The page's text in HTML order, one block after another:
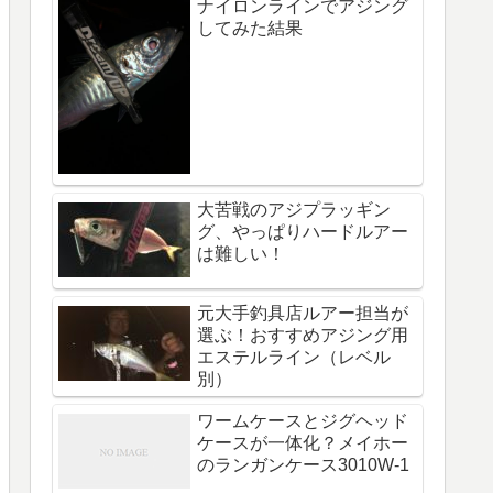
ナイロンラインでアジング
してみた結果
大苦戦のアジプラッギン
グ、やっぱりハードルアー
は難しい！
元大手釣具店ルアー担当が
選ぶ！おすすめアジング用
エステルライン（レベル
別）
ワームケースとジグヘッド
ケースが一体化？メイホー
のランガンケース3010W-1